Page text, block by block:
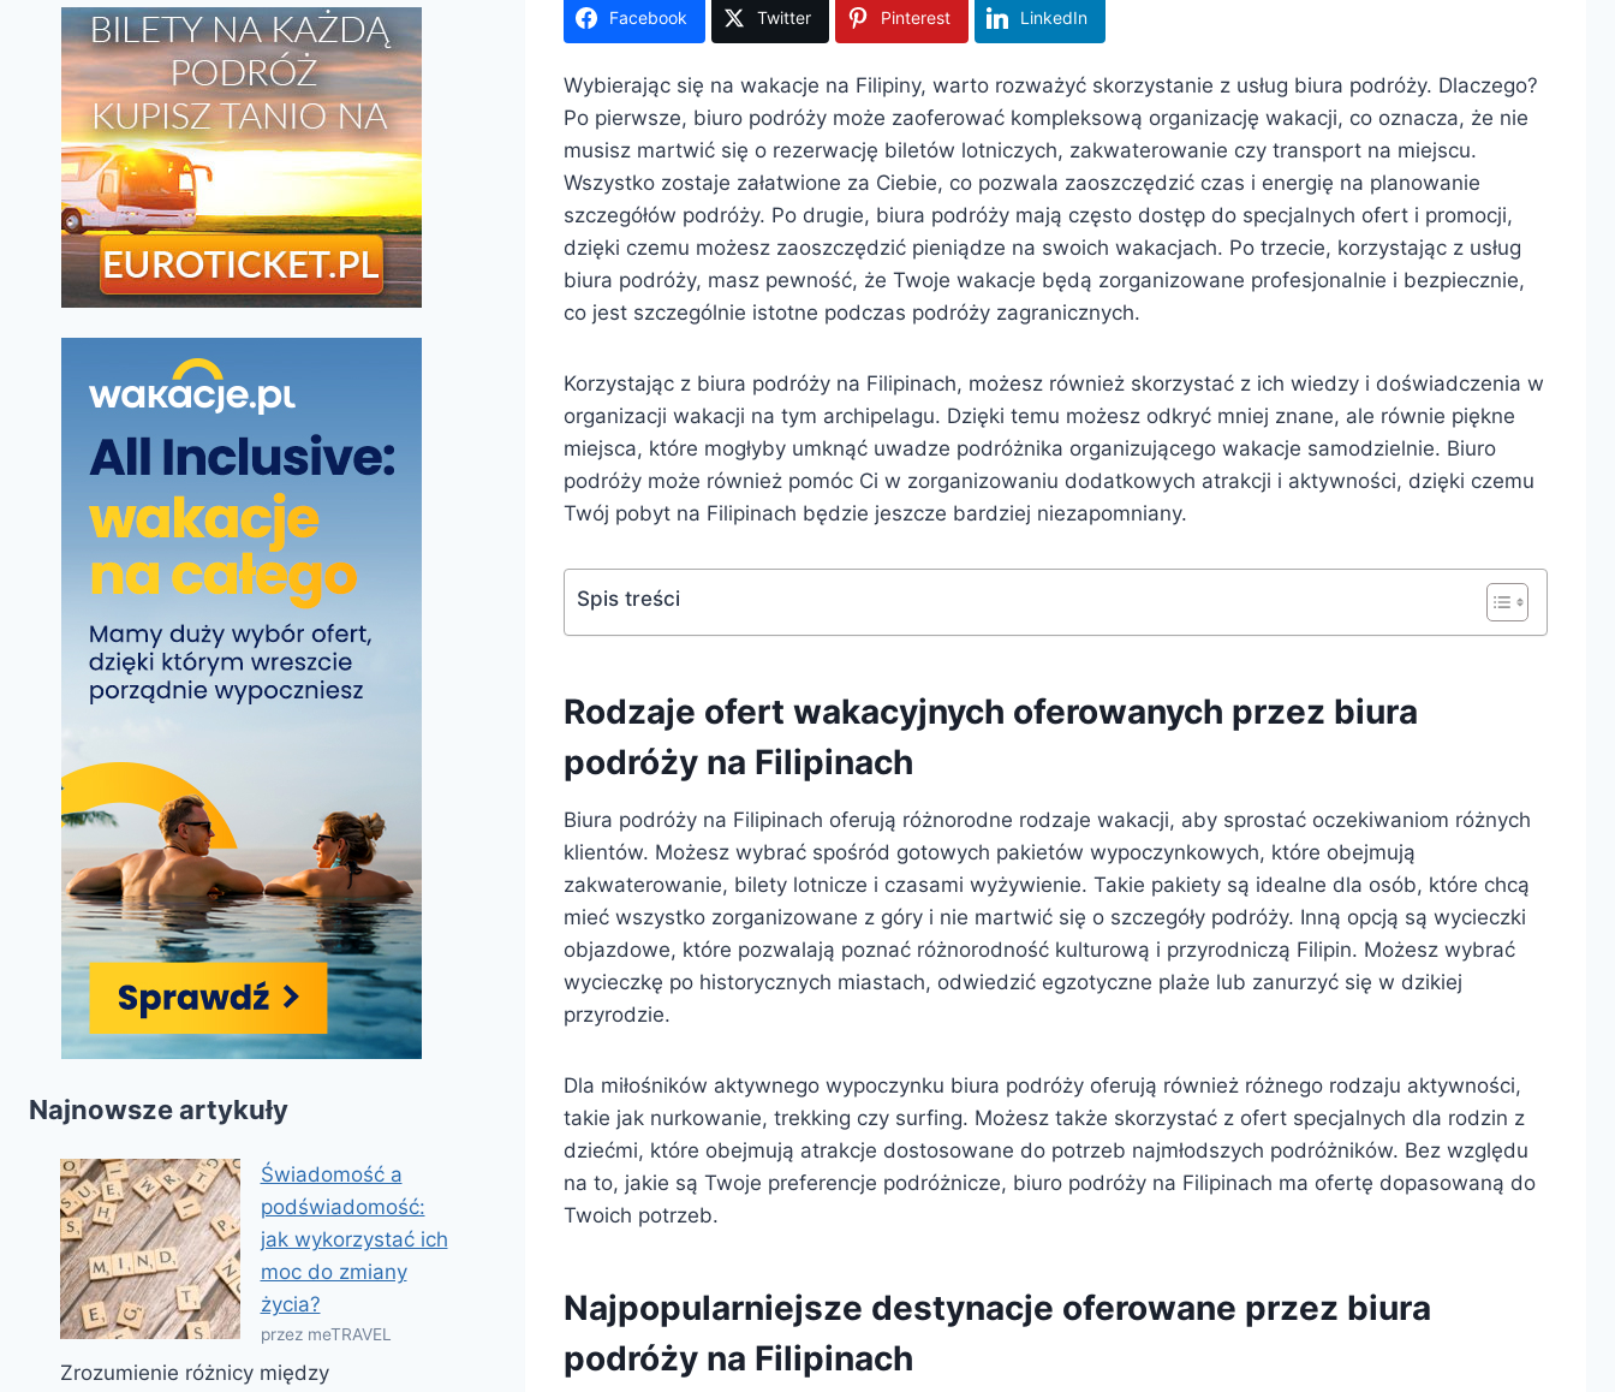
Facebook Twitter Pinterest LinkedIn
Wybierając się na wakacje na Filipiny, warto rozważyć skorzystanie z usług biura podróży. Dlaczego?
Po pierwsze, biuro podróży może zaoferować kompleksową organizację wakacji, co oznacza, że nie
musisz martwić się o rezerwację biletów lotniczych, zakwaterowanie czy transport na miejscu.
Wszystko zostaje załatwione za Ciebie, co pozwala zaoszczędzić czas i energię na planowanie
szczegółów podróży. Po drugie, biura podróży mają często dostęp do specjalnych ofert i promocji,
dzięki czemu możesz zaoszczędzić pieniądze na swoich wakacjach. Po trzecie, korzystając z usług
biura podróży, masz pewność, że Twoje wakacje będą zorganizowane profesjonalnie i bezpiecznie,
co jest szczególnie istotne podczas podróży zagranicznych.
Korzystając z biura podróży na Filipinach, możesz również skorzystać z ich wiedzy i doświadczenia w
organizacji wakacji na tym archipelagu. Dzięki temu możesz odkryć mniej znane, ale równie piękne
miejsca, które mogłyby umknąć uwadze podróżnika organizującego wakacje samodzielnie. Biuro
podróży może również pomóc Ci w zorganizowaniu dodatkowych atrakcji i aktywności, dzięki czemu
Twój pobyt na Filipinach będzie jeszcze bardziej niezapomniany.
Spis treści
Rodzaje ofert wakacyjnych oferowanych przez biura
podróży na Filipinach
Biura podróży na Filipinach oferują różnorodne rodzaje wakacji, aby sprostać oczekiwaniom różnych
klientów. Możesz wybrać spośród gotowych pakietów wypoczynkowych, które obejmują
zakwaterowanie, bilety lotnicze i czasami wyżywienie. Takie pakiety są idealne dla osób, które chcą
mieć wszystko zorganizowane z góry i nie martwić się o szczegóły podróży. Inną opcją są wycieczki
objazdowe, które pozwalają poznać różnorodność kulturową i przyrodniczą Filipin. Możesz wybrać
wycieczkę po historycznych miastach, odwiedzić egzotyczne plaże lub zanurzyć się w dzikiej
przyrodzie.
Dla miłośników aktywnego wypoczynku biura podróży oferują również różnego rodzaju aktywności,
takie jak nurkowanie, trekking czy surfing. Możesz także skorzystać z ofert specjalnych dla rodzin z
dziećmi, które obejmują atrakcje dostosowane do potrzeb najmłodszych podróżników. Bez względu
na to, jakie są Twoje preferencje podróżnicze, biuro podróży na Filipinach ma ofertę dopasowaną do
Twoich potrzeb.
Najpopularniejsze destynacje oferowane przez biura
podróży na Filipinach
Najnowsze artykuły
Świadomość a
podświadomość:
jak wykorzystać ich
moc do zmiany
życia?
przez meTRAVEL
Zrozumienie różnicy między